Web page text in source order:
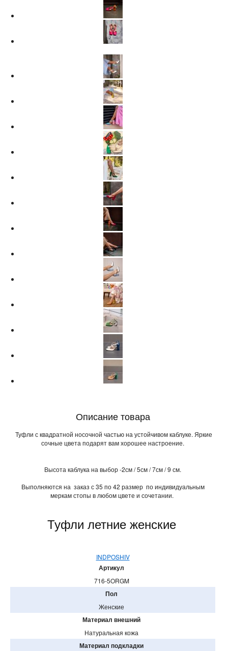
Описание товара
Туфли с квадратной носочной частью на устойчивом каблуке. Яркие
сочные цвета подарят вам хорошее настроение.
Высота каблука на выбор -2см / 5см / 7см / 9 см.
Выполняются на заказ с 35 по 42 размер по индивидуальным
меркам стопы в любом цвете и сочетании.
Туфли летние женские
INDPOSHIV
Артикул
716-5ORGM
Пол
Женские
Материал внешний
Натуральная кожа
Материал подкладки